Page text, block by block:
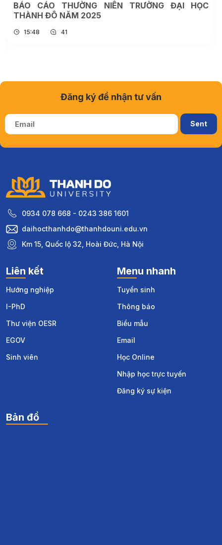
BÁO CÁO THƯỜNG NIÊN TRƯỜNG ĐẠI HỌC
THÀNH ĐÔ NĂM 2025
15:48 41
0934 078 668 - 0243 386 1601
daihocthanhdo@thanhdouni.edu.vn
Km 15, Quốc lộ 32, Hoài Đức, Hà Nội
Liên kết
Hướng nghiệp
I-PhD
Thư viện OESR
EGOV
Sinh viên
Menu nhanh
Tuyển sinh
Thông báo
Biểu mẫu
Email
Học Online
Nhập học trực tuyến
Đăng ký sự kiện
Bản đồ
Đăng ký để nhận tư vấn